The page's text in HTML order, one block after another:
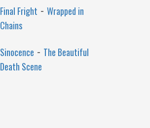
Final Fright - Wrapped in
Chains
Sinocence - The Beautiful
Death Scene